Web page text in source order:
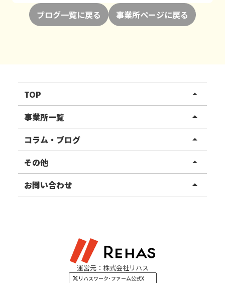
ブログ一覧に戻る 事業所ページに戻る
TOP arrow_drop_up
リハスワーク
リハスファーム
事業所一覧 arrow_drop_up
関東エリア
東北エリア
甲信越エリア
四国・九州エリア
コラム・ブログ arrow_drop_up
事業所ブログ
ご利用者様の声
その他 arrow_drop_up
お知らせ
お問い合わせ arrow_drop_up
運営元：株式会社リハス
リハスワーク･ファーム公式X